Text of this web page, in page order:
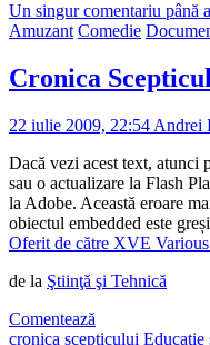
Un singur comentariu până
Amuzant Comedie
Cronica
22 iulie 2009, 22:54 Andrei
Dacă vezi acest text, atunci
sau o actualizare la Flash
la Adobe. Această eroare
obiectul embedded este
Oferit de către XVE
de la Ştiinţă şi Tehnică
Comentează
cronica scepticului Educaţie